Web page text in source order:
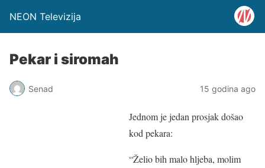
NEON Televizija
Pekar i siromah
Senad 15 godina ago
Jednom je jedan prosjak došao
kod pekara:
“Želio bih malo hljeba, molim